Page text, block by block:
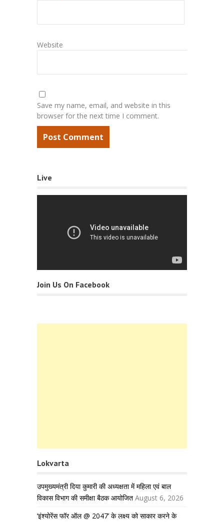
Website
Save my name, email, and website in this
browser for the next time I comment.
Live
Join Us On Facebook
Lokvarta
उपमुख्यमंत्री दिया कुमारी की अध्यक्षता में महिला एवं बाल
विकास विभाग की समीक्षा बैठक आयोजित August 6, 2026
‘इंश्योरेंस फॉर ऑल @ 2047’ के लक्ष्य को साकार करने के